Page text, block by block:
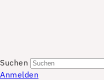
Suchen
Anmelden